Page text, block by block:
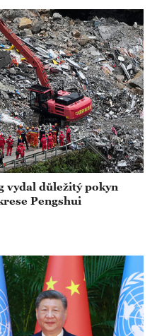
vydal důležitý pokyn
Pengshui